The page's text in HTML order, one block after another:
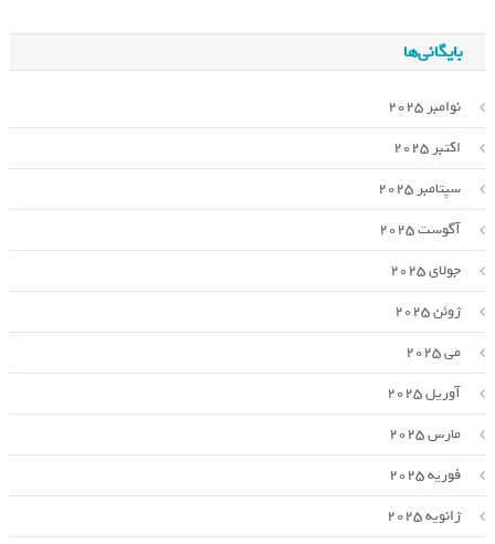
بایگانی‌ها
نوامبر 2025
اکتبر 2025
سپتامبر 2025
آگوست 2025
جولای 2025
ژوئن 2025
می 2025
آوریل 2025
مارس 2025
فوریه 2025
ژانویه 2025